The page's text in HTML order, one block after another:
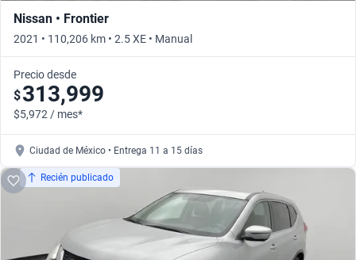
Nissan • Frontier
2021 • 110,206 km • 2.5 XE • Manual
Precio desde
$313,999
$5,972 / mes*
Ciudad de México • Entrega 11 a 15 días
Recién publicado